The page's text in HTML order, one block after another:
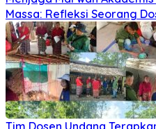
Massa: Refleksi Seorang